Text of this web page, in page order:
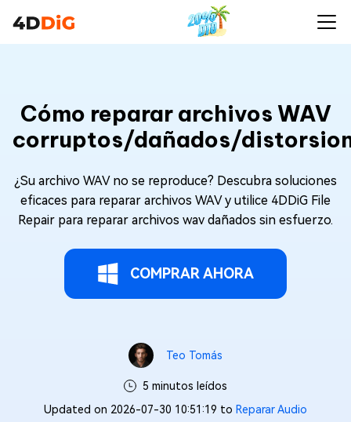
Cómo reparar archivos WAV
corruptos/dañados/
¿Su archivo WAV no se reproduce? Descubra soluciones
eficaces para reparar archivos WAV y utilice 4DDiG File
Repair para reparar archivos wav dañados sin esfuerzo.
COMPRAR AHORA
Teo Tomás
5 minutos leídos
Updated on 2026-07-30 10:51:19 to Reparar Audio